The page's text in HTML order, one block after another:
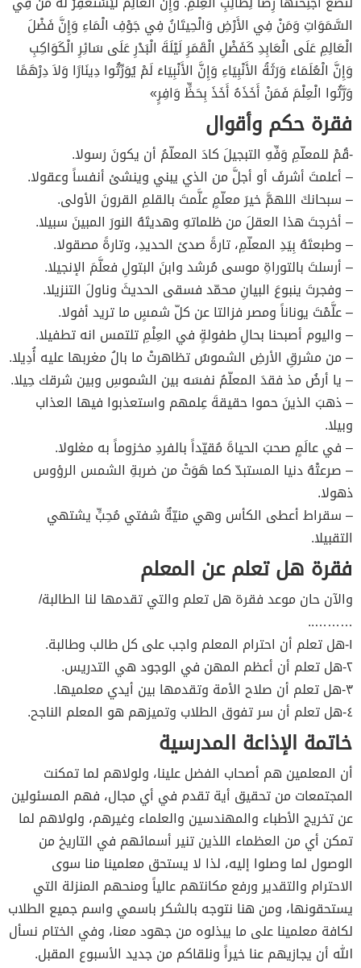
السَّمَوَاتِ وَمَنْ فِي الأَرْضِ وَالْحِيتَانُ فِي جَوْفِ الْمَاءِ وَإِنَّ فَضْلَ
الْعَالِمِ عَلَى الْعَابِدِ كَفَضْلِ الْقَمَرِ لَيْلَةَ الْبَدْرِ عَلَى سَائِرِ الْكَوَاكِبِ
وَإِنَّ الْعُلَمَاءَ وَرَثَةُ الأَنْبِيَاءِ وَإِنَّ الأَنْبِيَاءَ لَمْ يُوَرِّثُوا دِينَارًا وَلاَ دِرْهَمًا
وَرَّثُوا الْعِلْمَ فَمَنْ أَخَذَهُ أَخَذَ بِحَظٍّ وَافِرٍ»
فقرة حكم وأقوال
-قُمْ للمعلّمِ وَفِّهِ التبجيلَ كادَ المعلّمُ أن يكونَ رسولا.
– أعلمتَ أشرفَ أو أجلَّ من الذي يبني وينشئ أنفساً وعقولا.
– سبحانكَ اللهمَّ خيرَ معلّمٍ علَّمتَ بالقلمِ القرونَ الأولى.
– أخرجتَ هذا العقلَ من ظلماتهِ وهديتَهُ النورَ المبينَ سبيلا.
– وطبعتَهُ بِيَدِ المعلّمِ، تارةً صدئ الحديدِ، وتارةً مصقولا.
– أرسلتَ بالتوراةِ موسى مُرشد وابنَ البتولِ فعلَّمَ الإنجيلا.
– وفجرتَ ينبوعَ البيانِ محمّد فسقى الحديثَ وناولَ التنزيلا.
– علَّمْتَ يوناناً ومصر فزالتا عن كلّ شمسٍ ما تريد أفولا.
– واليوم أصبحنا بحالِ طفولةٍ في العِلْمِ تلتمس انه تطفيلا.
– من مشرقِ الأرضِ الشموسُ تظاهرتْ ما بالُ مغربها عليه أُدِيلا.
– يا أرضُ مذ فقدَ المعلّمُ نفسَه بين الشموسِ وبين شرقك حِيلا.
– ذهبَ الذينَ حموا حقيقةَ عِلمهم واستعذبوا فيها العذاب
وبيلا.
– في عالَمٍ صحبَ الحياةَ مُقيّداً بالفردِ مخزوماً به مغلولا.
– صرعتْهُ دنيا المستبدّ كما هَوَتْ من ضربةِ الشمس الرؤوس
ذهولا.
– سقراط أعطى الكأس وهي منيّةٌ شفتي مُحِبٍّ يشتهي
التقبيلا.
فقرة هل تعلم عن المعلم
والآن حان موعد فقرة هل تعلم والتي تقدمها لنا الطالبة/
………..
١-هل تعلم أن احترام المعلم واجب على كل طالب وطالبة.
٢-هل تعلم أن أعظم المهن في الوجود هي التدريس.
٣-هل تعلم أن صلاح الأمة وتقدمها بين أيدي معلميها.
٤-هل تعلم أن سر تفوق الطلاب وتميزهم هو المعلم الناجح.
خاتمة الإذاعة المدرسية
أن المعلمين هم أصحاب الفضل علينا، ولولاهم لما تمكنت
المجتمعات من تحقيق أية تقدم في أي مجال، فهم المسئولين
عن تخريج الأطباء والمهندسين والعلماء وغيرهم، ولولاهم لما
تمكن أي من العظماء اللذين تنير أسمائهم في التاريخ من
الوصول لما وصلوا إليه، لذا لا يستحق معلمينا منا سوى
الاحترام والتقدير ورفع مكانتهم عالياً ومنحهم المنزلة التي
يستحقونها، ومن هنا نتوجه بالشكر باسمي واسم جميع الطلاب
لكافة معلمينا على ما يبذلوه من جهود معنا، وفي الختام نسأل
الله أن يجازيهم عنا خيراً ونلقاكم من جديد الأسبوع المقبل.